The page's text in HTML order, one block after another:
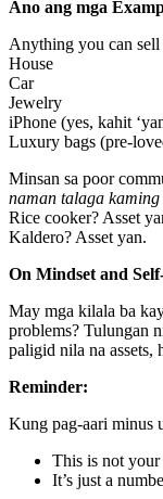
Ano ang mga
Anything you can sell
House
Car
Jewelry
iPhone (yes, kahit
Luxury bags (pre-
Minsan sa poor
naman talaga kaming
Rice cooker? Asset
Kaldero? Asset yan.
On Mindset and
May mga kilala ba
problems? Tulungan
paligid nila na assets,
Reminder:
Kung pag-aari
This is not your
It’s just a